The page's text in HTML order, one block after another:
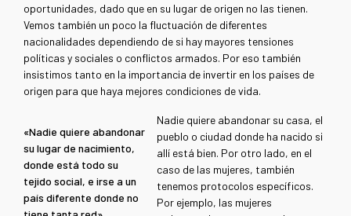
oportunidades, dado que en su lugar de origen no las tienen.
Vemos también un poco la fluctuación de diferentes
nacionalidades dependiendo de si hay mayores tensiones
políticas y sociales o conflictos armados. Por eso también
insistimos tanto en la importancia de invertir en los países de
origen para que haya mejores condiciones de vida.
«Nadie quiere abandonar
su lugar de nacimiento,
donde está todo su
tejido social, e irse a un
país diferente donde no
Nadie quiere abandonar su casa, el
pueblo o ciudad donde ha nacido si
allí está bien. Por otro lado, en el
caso de las mujeres, también
tenemos protocolos específicos.
Por ejemplo, las mujeres